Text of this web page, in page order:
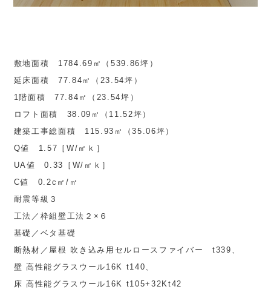
敷地面積 1784.69㎡（539.86坪）
延床面積 77.84㎡（23.54坪）
1階面積 77.84㎡（23.54坪）
ロフト面積 38.09㎡（11.52坪）
建築工事総面積 115.93㎡（35.06坪）
Q値 1.57［W/㎡ｋ］
UA値 0.33［W/㎡ｋ］
C値 0.2c㎡/㎡
耐震等級３
工法／枠組壁工法２×６
基礎／ベタ基礎
断熱材／屋根 吹き込み用セルロースファイバー t339、
壁 高性能グラスウール16K t140、
床 高性能グラスウール16K t105+32Kt42